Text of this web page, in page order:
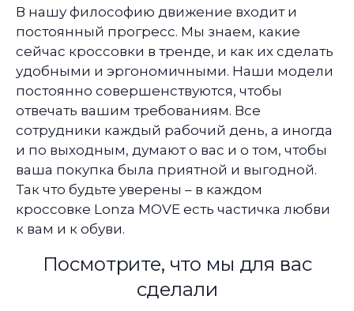
В нашу философию движение входит и
постоянный прогресс. Мы знаем, какие
сейчас кроссовки в тренде, и как их сделать
удобными и эргономичными. Наши модели
постоянно совершенствуются, чтобы
отвечать вашим требованиям. Все
сотрудники каждый рабочий день, а иногда
и по выходным, думают о вас и о том, чтобы
ваша покупка была приятной и выгодной.
Так что будьте уверены – в каждом
кроссовке Lonza MOVE есть частичка любви
к вам и к обуви.
Посмотрите, что мы для вас
сделали